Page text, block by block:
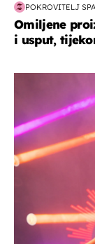
POKROVITELJ
Omiljene
i usput,